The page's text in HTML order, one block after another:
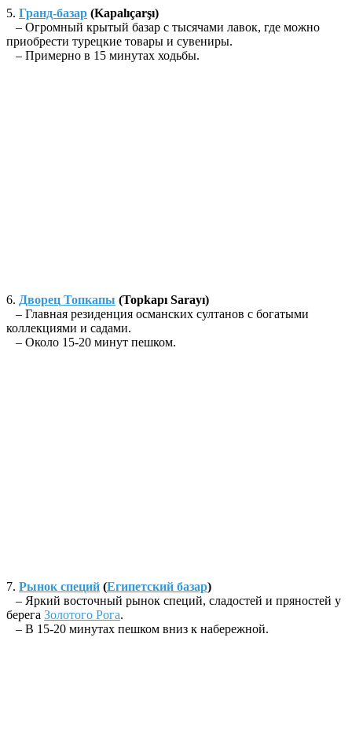
5. Гранд-базар (Kapalıçarşı)
– Огромный крытый базар с тысячами лавок, где можно
приобрести турецкие товары и сувениры.
– Примерно в 15 минутах ходьбы.
6. Дворец Топкапы (Topkapı Sarayı)
– Главная резиденция османских султанов с богатыми
коллекциями и садами.
– Около 15-20 минут пешком.
7. Рынок специй (Египетский базар)
– Яркий восточный рынок специй, сладостей и пряностей у
берега Золотого Рога.
– В 15-20 минутах пешком вниз к набережной.